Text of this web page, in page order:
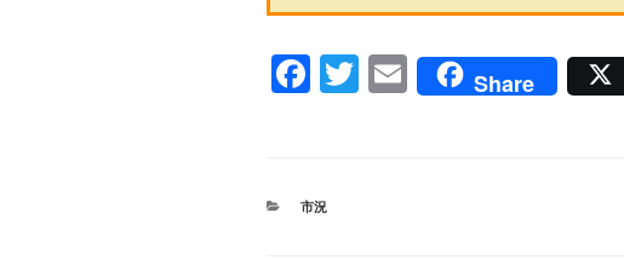
F
e
b
T
E
Share
カ
市況